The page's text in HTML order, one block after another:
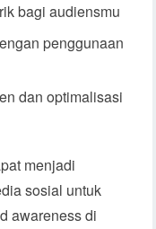
bagi audiensmu
penggunaan
dan optimalisasi
menjadi
sosial untuk
awareness di